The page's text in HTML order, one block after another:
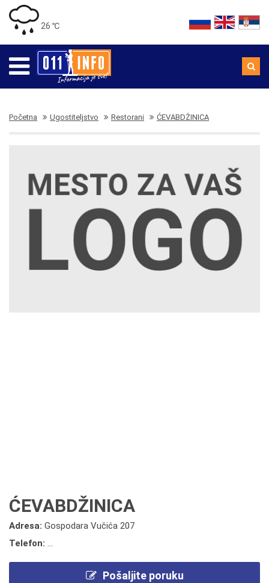
26 ℃
Početna Ugostiteljstvo Restorani ĆEVABDŽINICA
ĆEVABDŽINICA
Adresa: Gospodara Vučića 207
Telefon: ...
Pošaljite poruku